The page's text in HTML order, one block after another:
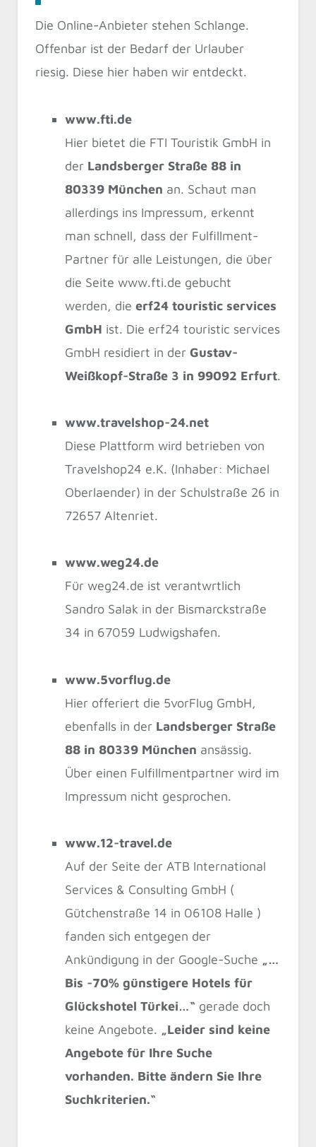
Die Online-Anbieter stehen Schlange.
Offenbar ist der Bedarf der Urlauber
riesig. Diese hier haben wir entdeckt.
www.fti.de
Hier bietet die FTI Touristik GmbH in
der Landsberger Straße 88 in
80339 München an. Schaut man
allerdings ins Impressum, erkennt
man schnell, dass der Fulfillment-
Partner für alle Leistungen, die über
die Seite www.fti.de gebucht
werden, die erf24 touristic services
GmbH ist. Die erf24 touristic services
GmbH residiert in der Gustav-
Weißkopf-Straße 3 in 99092 Erfurt.
www.travelshop-24.net
Diese Plattform wird betrieben von
Travelshop24 e.K. (Inhaber: Michael
Oberlaender) in der Schulstraße 26 in
72657 Altenriet.
www.weg24.de
Für weg24.de ist verantwrtlich
Sandro Salak in der Bismarckstraße
34 in 67059 Ludwigshafen.
www.5vorflug.de
Hier offeriert die 5vorFlug GmbH,
ebenfalls in der Landsberger Straße
88 in 80339 München ansässig.
Über einen Fulfillmentpartner wird im
Impressum nicht gesprochen.
www.12-travel.de
Auf der Seite der ATB International
Services & Consulting GmbH (
Gütchenstraße 14 in 06108 Halle )
fanden sich entgegen der
Ankündigung in der Google-Suche „…
Bis -70% günstigere Hotels für
Glückshotel Türkei…“ gerade doch
keine Angebote. „Leider sind keine
Angebote für Ihre Suche
vorhanden. Bitte ändern Sie Ihre
Suchkriterien.“